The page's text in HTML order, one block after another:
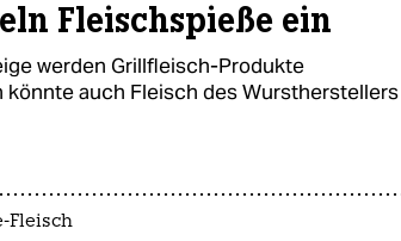
Fleischspieße ein
werden Grillfleisch-Produkte
könnte auch Fleisch des Wurstherstellers
Fleisch